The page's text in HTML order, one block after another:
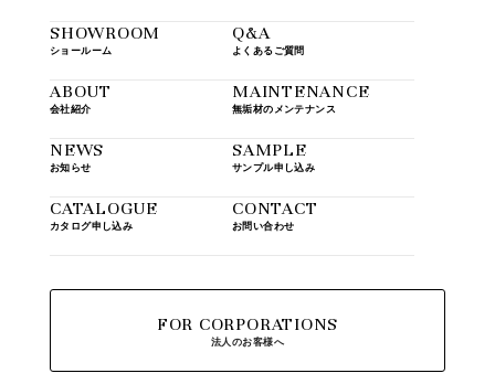
SHOWROOM
ショールーム
Q&A
よくあるご質問
ABOUT
会社紹介
MAINTENANCE
無垢材のメンテナンス
NEWS
お知らせ
SAMPLE
サンプル申し込み
CATALOGUE
カタログ申し込み
CONTACT
お問い合わせ
FOR CORPORATIONS
法人のお客様へ